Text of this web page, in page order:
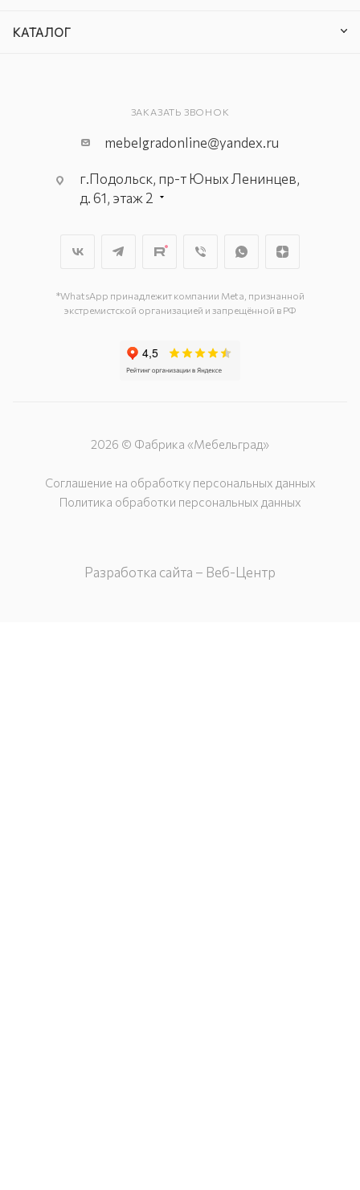
КАТАЛОГ
ЗАКАЗАТЬ ЗВОНОК
mebelgradonline@yandex.ru
г.Подольск, пр-т Юных Ленинцев,
д. 61, этаж 2
г. Подольск, ул. Станционная, д. 11
*WhatsApp принадлежит компании Meta, признанной
экстремистской организацией и запрещённой в РФ
2026 © Фабрика «Мебельград»
Соглашение на обработку персональных данных
Политика обработки персональных данных
Разработка сайта – Веб-Центр